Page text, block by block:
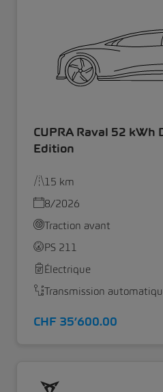
CUPRA Raval 52 kWh
Edition
15 km
8/2026
Traction avant
PS 211
Électrique
Transmission
CHF 35’600.00